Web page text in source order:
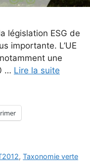
législation ESG de
importante. L’UE
une
… Lire la suite
,Taxonomie verte